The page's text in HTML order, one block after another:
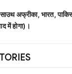
अफ्रीका, भारत,
में होगा)।